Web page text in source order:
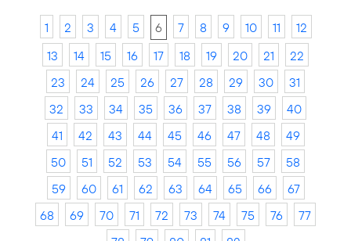
1 2 3 4 5 6 7 8 9 10 11
12
13
14 15 16 17 18 19 20 21
22
23
24 25 26 27 28 29 30
31
32
33 34 35 36 37 38 39
40
41
42 43 44 45 46 47 48
49
50
51 52 53 54 55 56 57
58
59
60 61 62 63 64 65 66
67
68
69 70 71 72 73 74 75 76
77